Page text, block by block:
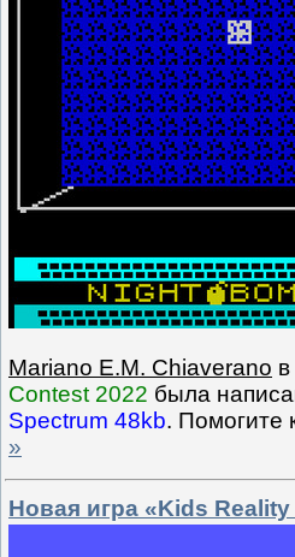
Mariano E.M. Chiaverano
Contest 2022 была
Spectrum 48kb. Помогите
»
Новая игра «Kids Reality